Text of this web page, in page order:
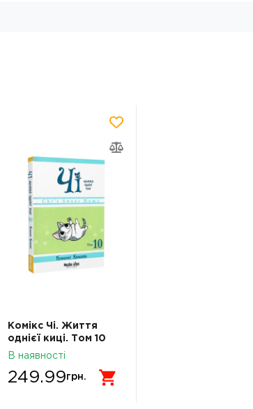
Комікс Чі. Життя
однієї киці. Том 10
В наявності
249.99 грн.